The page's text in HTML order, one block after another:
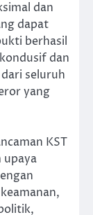
dan
dapat
berhasil
dan
seluruh
yang
KST
upaya